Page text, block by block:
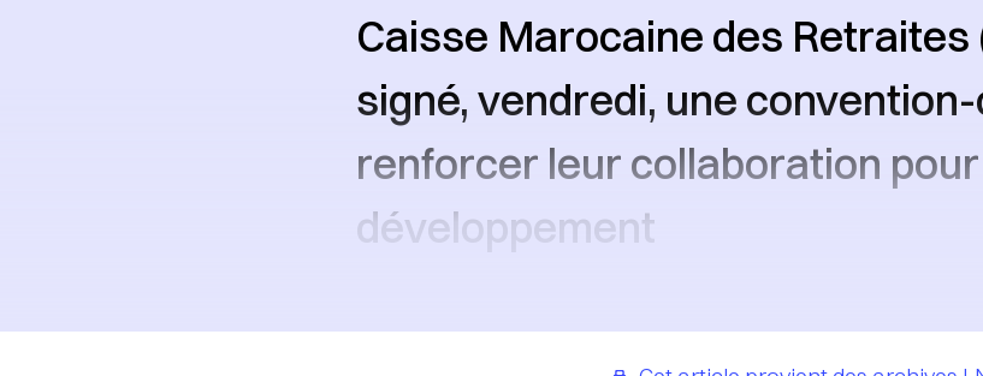
Caisse Marocaine des Retraites
signé, vendredi, une
renforcer leur collaboration
développement